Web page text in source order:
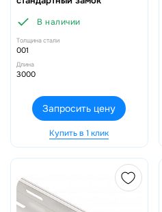
В наличии
Толщина стали
001
Длина
3000
Запросить цену
Купить в 1 клик